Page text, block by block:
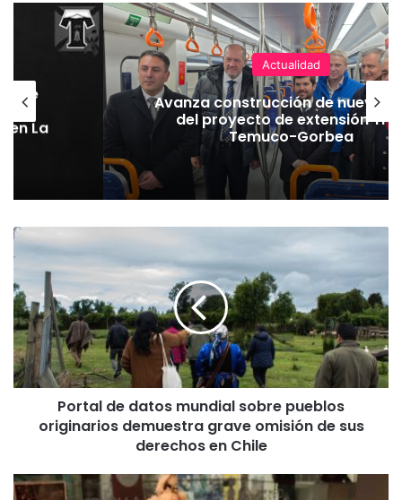
en La
Actualidad
Avanza construcción de nuevas
del proyecto de extensión
Temuco-Gorbea
P
o
t
a
l
d
e
d
m
Portal de datos mundial sobre pueblos
originarios demuestra grave omisión de sus
derechos en Chile
F